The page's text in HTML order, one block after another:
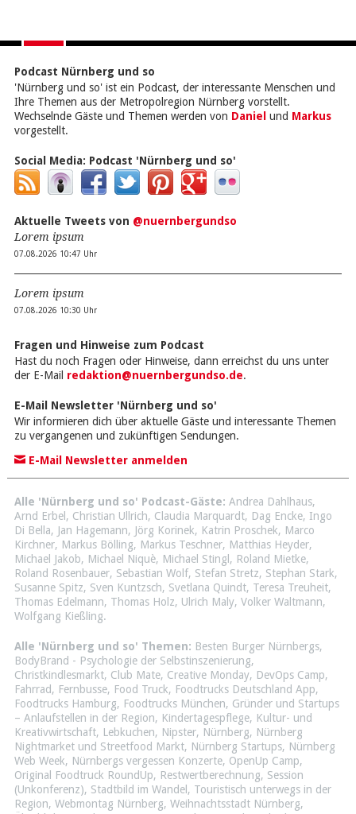
Podcast Nürnberg und so
'Nürnberg und so' ist ein Podcast, der interessante Menschen und
Ihre Themen aus der Metropolregion Nürnberg vorstellt.
Wechselnde Gäste und Themen werden von Daniel und Markus
vorgestellt.
Social Media: Podcast 'Nürnberg und so'
Aktuelle Tweets von @nuernbergundso
Lorem ipsum
07.08.2026 10:47 Uhr
Lorem ipsum
07.08.2026 10:30 Uhr
Fragen und Hinweise zum Podcast
Hast du noch Fragen oder Hinweise, dann erreichst du uns unter
der E-Mail redaktion@nuernbergundso.de.
E-Mail Newsletter 'Nürnberg und so'
Wir informieren dich über aktuelle Gäste und interessante Themen
zu vergangenen und zukünftigen Sendungen.
E-Mail Newsletter anmelden
Alle 'Nürnberg und so' Podcast-Gäste: Andrea Dahlhaus,
Arnd Erbel , Christian Ullrich, Claudia Marquardt, Dag Encke, Ingo
Di Bella, Jan Hagemann, Jörg Korinek, Katrin Proschek, Marco
Kirchner, Markus Bölling, Markus Teschner, Matthias Heyder,
Michael Jakob, Michael Niquè, Michael Stingl , Roland Mietke,
Roland Rosenbauer, Sebastian Wolf, Stefan Stretz, Stephan Stark,
Susanne Spitz, Sven Kuntzsch, Svetlana Quindt, Teresa Treuheit,
Thomas Edelmann, Thomas Holz, Ulrich Maly, Volker Waltmann,
Wolfgang Kießling.
Alle 'Nürnberg und so' Themen: Besten Burger Nürnbergs,
BodyBrand - Psychologie der Selbstinszenierung,
Christkindlesmarkt, Club Mate, Creative Monday, DevOps Camp,
Fahrrad, Fernbusse, Food Truck, Foodtrucks Deutschland App,
Foodtrucks Hamburg, Foodtrucks München, Gründer und Startups
– Anlaufstellen in der Region, Kindertagespflege, Kultur- und
Kreativwirtschaft, Lebkuchen, Nipster, Nürnberg, Nürnberg
Nightmarket und Streetfood Markt, Nürnberg Startups, Nürnberg
Web Week, Nürnbergs vergessen Konzerte, OpenUp Camp,
Original Foodtruck RoundUp, Restwertberechnung, Session
(Unkonferenz), Stadtbild im Wandel , Touristisch unterwegs in der
Region, Webmontag Nürnberg, Weihnachtsstadt Nürnberg,